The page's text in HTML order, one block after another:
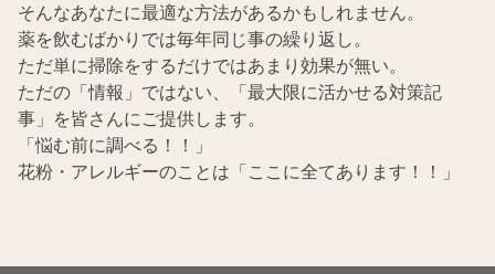
そんなあなたに最適な方法があるかもしれません。
薬を飲むばかりでは毎年同じ事の繰り返し。
ただ単に掃除をするだけではあまり効果が無い。
ただの「情報」ではない、「最大限に活かせる対策記
事」を皆さんにご提供します。
「悩む前に調べる！！」
花粉・アレルギーのことは「ここに全てあります！！」